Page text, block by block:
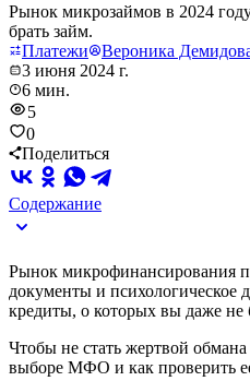
Рынок микрозаймов в 2024
брать займ.
Платежи
Вероника
3 июня 2024 г.
6 мин.
5
0
Поделиться
Содержание
Рынок микрофинансирования
документы и психологическое
кредиты, о которых вы даже не
Чтобы не стать жертвой
выборе МФО и как проверить